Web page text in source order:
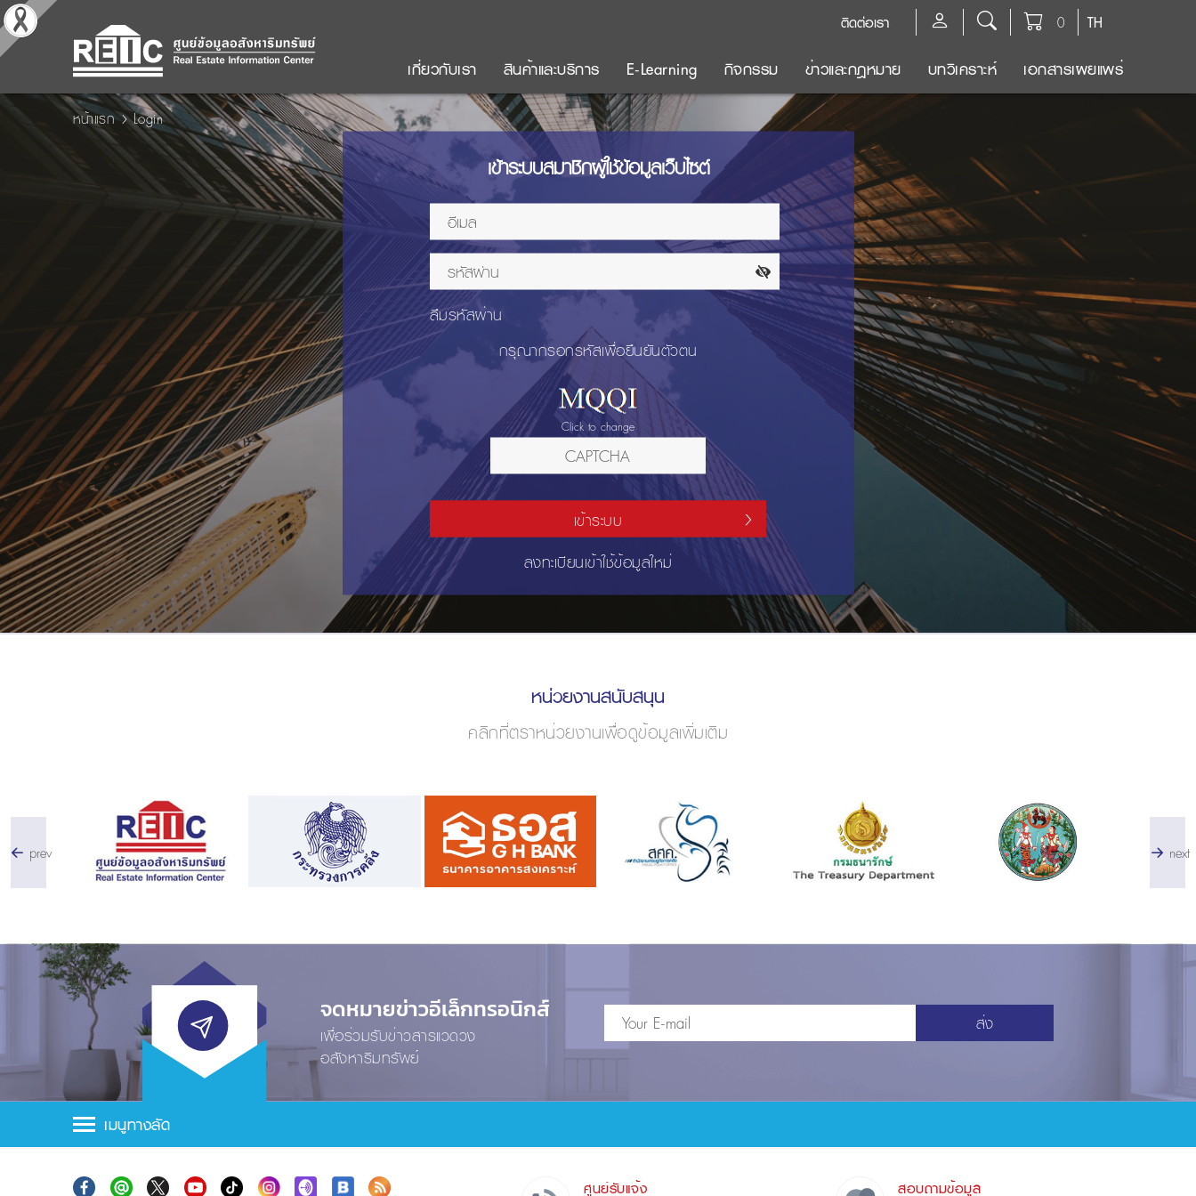
TH
0
ติดต่อเรา
เกี่ยวกับเรา สินค้าและบริการ E-Learning กิจกรรม ข่าวและกฎหมาย บทวิเคราะห์ เอกสารเผยแพร่
หน้าแรก Login
เข้าระบบสมาชิกผู้ใช้ข้อมูลเว็บไซต์
ลืมรหัสผ่าน
กรุณากรอกรหัสเพื่อยืนยันตัวตน
Click to change
เข้าระบบ
ลงทะเบียนเข้าใช้ข้อมูลใหม่
หน่วยงานสนับสนุน
คลิกที่ตราหน่วยงานเพื่อดูข้อมูลเพิ่มเติม
prev next
จดหมายข่าวอีเล็กทรอนิกส์
เพื่อร่วมรับข่าวสารแวดวง
อสังหาริมทรัพย์
ส่ง
เมนูทางลัด
ศูนย์รับแจ้ง สอบถามข้อมูล